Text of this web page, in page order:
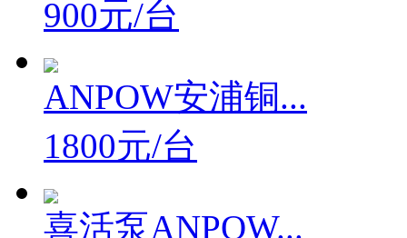
900元/台
ANPOW安浦铜...
1800元/台
喜活泵ANPOW...